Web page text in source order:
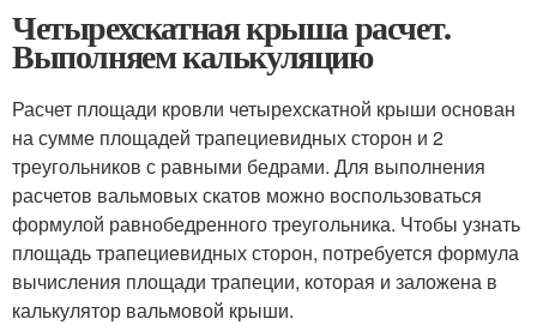
Четырехскатная крыша расчет.
Выполняем калькуляцию
Расчет площади кровли четырехскатной крыши основан
на сумме площадей трапециевидных сторон и 2
треугольников с равными бедрами. Для выполнения
расчетов вальмовых скатов можно воспользоваться
формулой равнобедренного треугольника. Чтобы узнать
площадь трапециевидных сторон, потребуется формула
вычисления площади трапеции, которая и заложена в
калькулятор вальмовой крыши.